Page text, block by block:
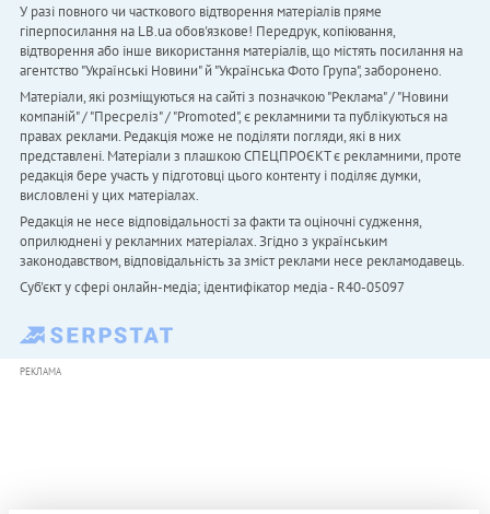
У разі повного чи часткового відтворення матеріалів пряме
гіперпосилання на LB.ua обов'язкове! Передрук, копіювання,
відтворення або інше використання матеріалів, що містять посилання на
агентство "Українськi Новини" й "Українська Фото Група", заборонено.
Матеріали, які розміщуються на сайті з позначкою "Реклама" / "Новини
компаній" / "Пресреліз" / "Promoted", є рекламними та публікуються на
правах реклами. Редакція може не поділяти погляди, які в них
представлені. Матеріали з плашкою СПЕЦПРОЄКТ є рекламними, проте
редакція бере участь у підготовці цього контенту і поділяє думки,
висловлені у цих матеріалах.
Редакція не несе відповідальності за факти та оціночні судження,
оприлюднені у рекламних матеріалах. Згідно з українським
законодавством, відповідальність за зміст реклами несе рекламодавець.
Cуб'єкт у сфері онлайн-медіа; ідентифікатор медіа - R40-05097
РЕКЛАМА